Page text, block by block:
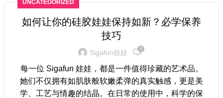
UNCATEGORIZED
如何让你的硅胶娃娃保持如新？必学保养
技巧
Sigafun娃娃 0
每一位 Sigafun 娃娃，都是一件值得珍藏的艺术品。
她们不仅拥有如肌肤般软嫩柔弹的真实触感，更是美
学、工艺与情趣的结晶。在日常的使用中，科学的保